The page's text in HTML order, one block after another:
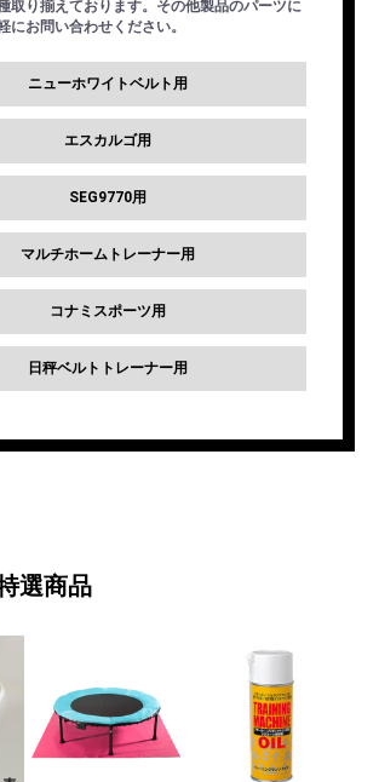
取り揃えております。その他製品のパーツに
にお問い合わせください。
ニューホワイトベルト用
エスカルゴ用
SEG9770用
マルチホームトレーナー用
コナミスポーツ用
日秤ベルトトレーナー用
選商品